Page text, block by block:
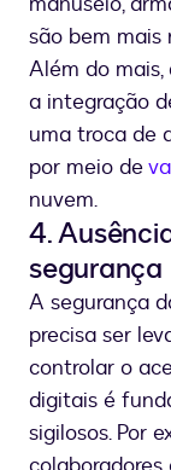
são bem mais
Além do
a integração
uma troca de
por meio de
nuvem.
4.
segurança
A segurança
precisa ser
controlar o
digitais é
sigilosos. Por